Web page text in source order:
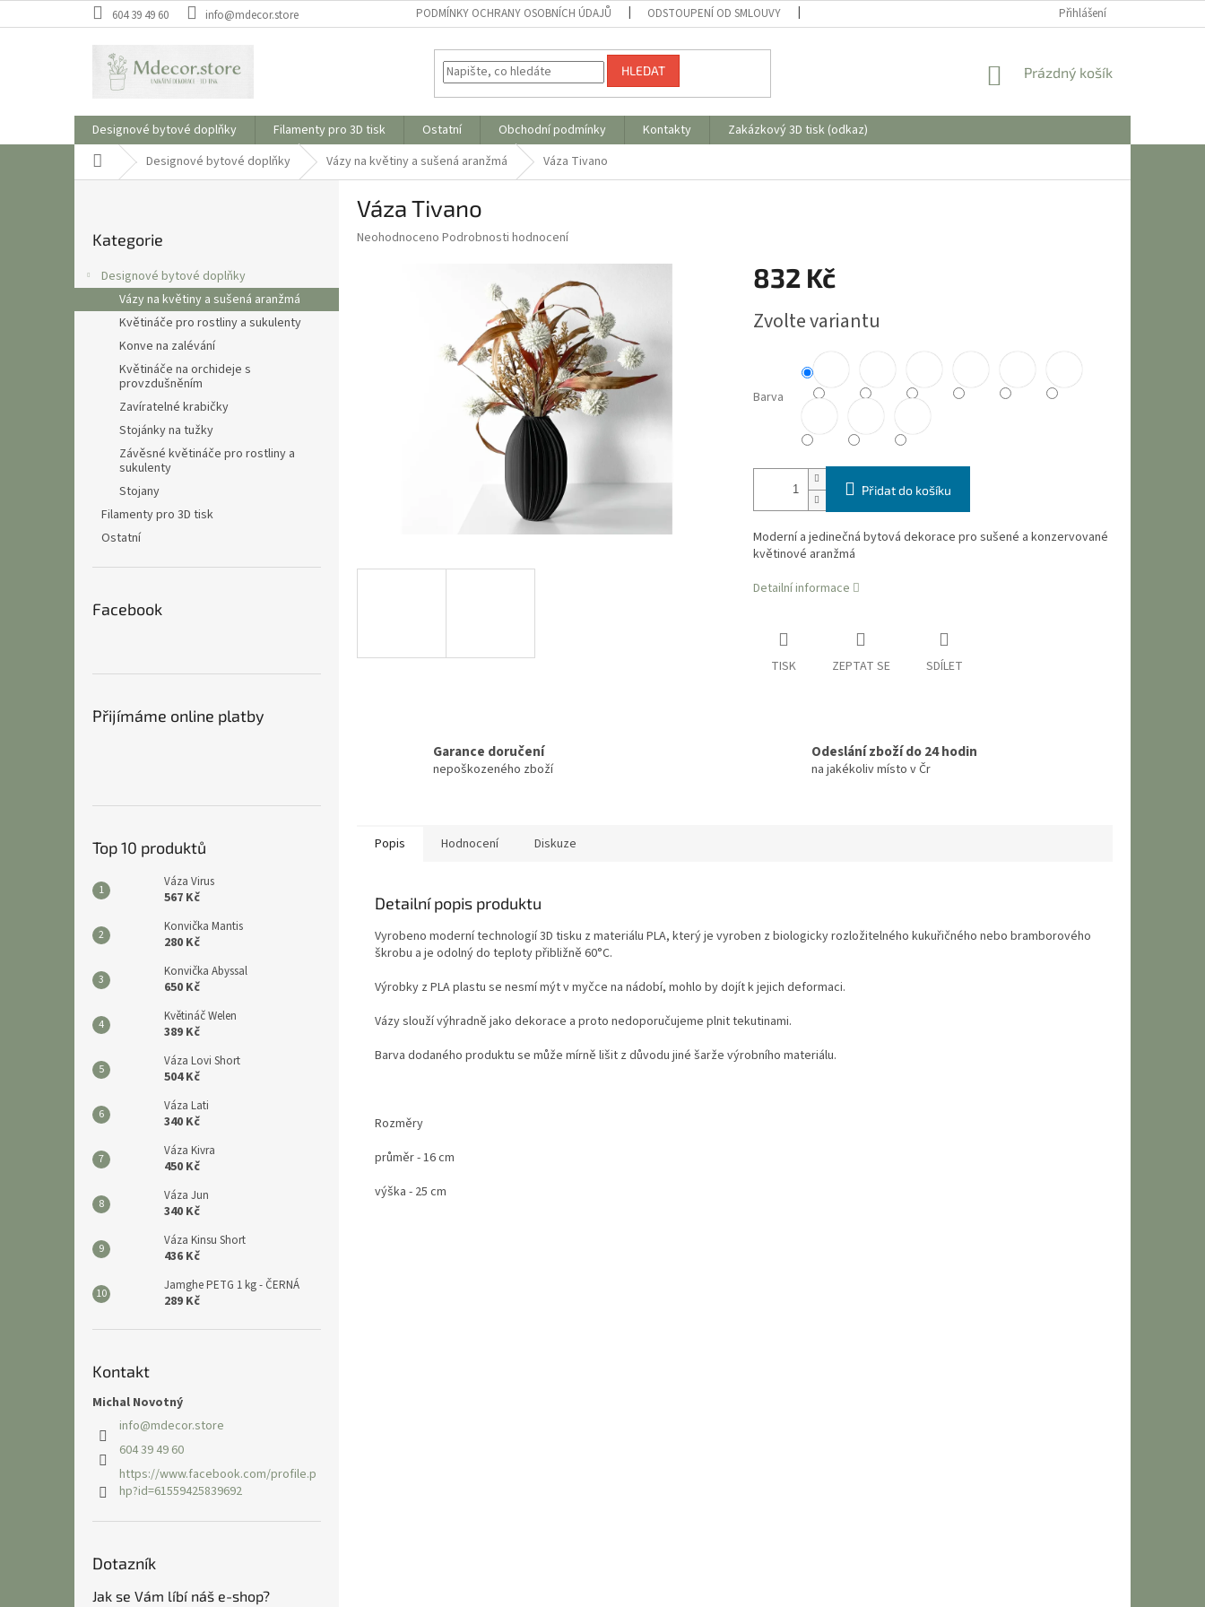
na
604 39 49 60 info@mdecor.store PODMÍNKY OCHRANY OSOBNÍCH ÚDAJŮ ODSTOUPENÍ OD SMLOUVY Přihlášení
HLEDAT
NÁKUPNÍ
Prázdný košík
Designové bytové doplňky Filamenty pro 3D tisk Ostatní Obchodní podmínky Kontakty
Zakázkový 3D tisk (odkaz)
Domů Designové bytové doplňky Vázy na květiny a sušená aranžmá Váza Tivano
a
n
kategorie
Kategorie
Designové bytové doplňky
Vázy na květiny a sušená aranžmá
Květináče pro rostliny a sukulenty
Konve na zalévání
Květináče na orchideje s
provzdušněním
Zavíratelné krabičky
Stojánky na tužky
Závěsné květináče pro rostliny a
sukulenty
Stojany
Filamenty pro 3D tisk
Ostatní
Facebook
Přijímáme online platby
Top 10 produktů
Váza Virus
567 Kč
Konvička Mantis
280 Kč
Konvička Abyssal
650 Kč
Květináč Welen
389 Kč
Váza Lovi Short
504 Kč
Váza Lati
340 Kč
Váza Kivra
450 Kč
Váza Jun
340 Kč
Váza Kinsu Short
436 Kč
Jamghe PETG 1 kg - ČERNÁ
289 Kč
Kontakt
Michal Novotný
info@mdecor.store
604 39 49 60
https://www.facebook.com/profile.p
hp?id=61559425839692
Dotazník
Jak se Vám líbí náš e-shop?
Váza Tivano
Průměrné
Neohodnoceno Podrobnosti hodnocení
832 Kč
cena:
Zvolte variantu
Barva
Přidat do košíku
Moderní a jedinečná bytová dekorace pro sušené a konzervované
květinové aranžmá
Detailní informace
TISK ZEPTAT SE SDÍLET
Garance doručení
nepoškozeného zboží
Odeslání zboží do 24 hodin
na jakékoliv místo v Čr
Popis Hodnocení Diskuze
Detailní popis produktu
Vyrobeno moderní technologií 3D tisku z materiálu PLA, který je vyroben z biologicky rozložitelného kukuřičného nebo bramborového
škrobu a je odolný do teploty přibližně 60°C.
Výrobky z PLA plastu se nesmí mýt v myčce na nádobí, mohlo by dojít k jejich deformaci.
Vázy slouží výhradně jako dekorace a proto nedoporučujeme plnit tekutinami.
Barva dodaného produktu se může mírně lišit z důvodu jiné šarže výrobního materiálu.
Rozměry
průměr - 16 cm
výška - 25 cm